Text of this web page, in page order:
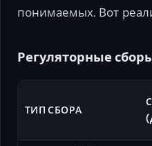
понимаемых. Вот
Регуляторные
ТИП СБОРА